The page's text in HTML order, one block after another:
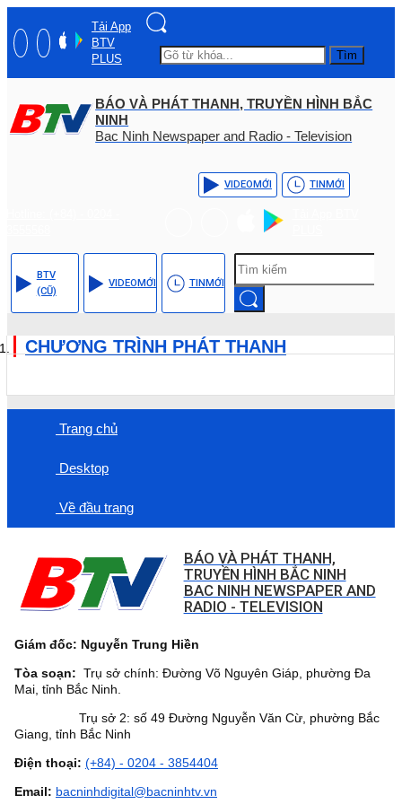
Tải App
BTV
PLUS
Tìm
BÁO VÀ PHÁT THANH, TRUYỀN HÌNH BẮC
NINH
Bac Ninh Newspaper and Radio - Television
VIDEOMỚI TINMỚI
BTV
(CŨ)
VIDEOMỚI TINMỚI
CHƯƠNG TRÌNH PHÁT THANH
Trang chủ
Desktop
Về đầu trang
BÁO VÀ PHÁT THANH,
TRUYỀN HÌNH BẮC NINH
BAC NINH NEWSPAPER AND
RADIO - TELEVISION
Giám đốc: Nguyễn Trung Hiền
Tòa soạn: Trụ sở chính: Đường Võ Nguyên Giáp, phường Đa
Mai, tỉnh Bắc Ninh.
Trụ sở 2: số 49 Đường Nguyễn Văn Cừ, phường Bắc
Giang, tỉnh Bắc Ninh
Điện thoại: (+84) - 0204 - 3854404
Email: bacninhdigital@bacninhtv.vn